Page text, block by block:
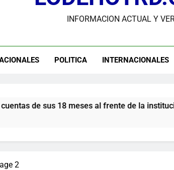
Administrador del INAVI encabeza acto de
USGS confirma epicentro de
INFORMACION ACTUAL Y
POLITICA INTERNACIONALES
al frente de la institución de servicios y
2